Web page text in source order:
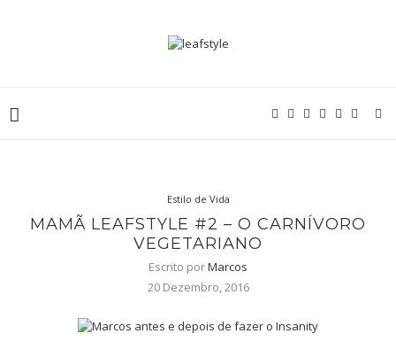
Estilo de Vida
MAMÃ LEAFSTYLE #2 – O CARNÍVORO
VEGETARIANO
Escrito porMarcos
20 Dezembro, 2016